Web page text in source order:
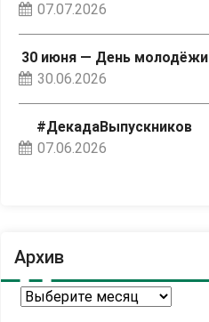
07.07.2026
30 июня — День молодёжи
30.06.2026
#ДекадаВыпускников
07.06.2026
Архив
Архив